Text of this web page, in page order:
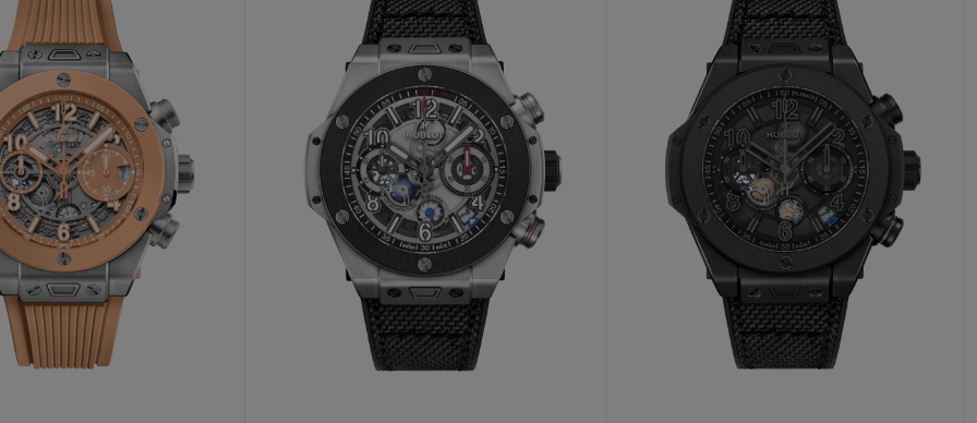
ESTENDIDA
DE CORTESIA
PRESENTES
ENCONTRAR UMA BOUTIQUE